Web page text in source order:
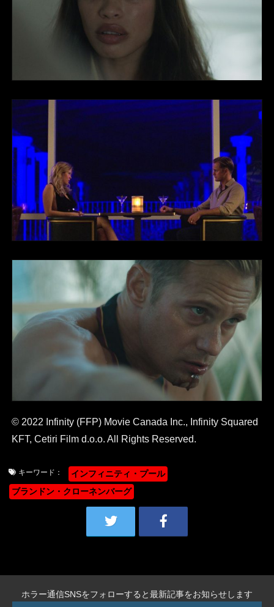
© 2022 Infinity (FFP) Movie Canada Inc., Infinity Squared
KFT, Cetiri Film d.o.o. All Rights Reserved.
キーワード：
インフィニティ・プール
ブランドン・クローネンバーグ
ホラー通信SNSをフォローすると最新記事をお知らせします